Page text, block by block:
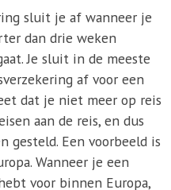
sluit je af wanneer je
dan drie weken
Je sluit in de meeste
af voor een
dat je niet meer op reis
aan de reis, en dus
gesteld. Een voorbeeld is
Wanneer je een
voor binnen Europa,